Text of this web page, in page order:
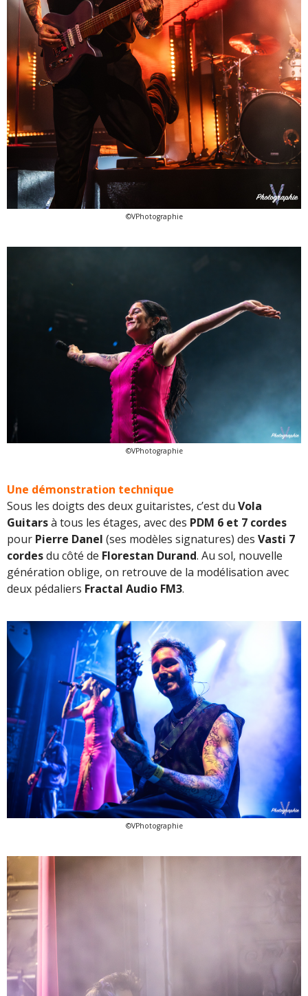
©VPhotographie
©VPhotographie
Une démonstration technique
Sous les doigts des deux guitaristes, c’est du Vola
Guitarsà tous les étages, avec des PDM 6 et 7 cordes
pour Pierre Danel (ses modèles signatures) des Vasti 7
cordesdu côté de Florestan Durand. Au sol, nouvelle
génération oblige, on retrouve de la modélisation avec
deux pédaliers Fractal Audio FM3.
©VPhotographie